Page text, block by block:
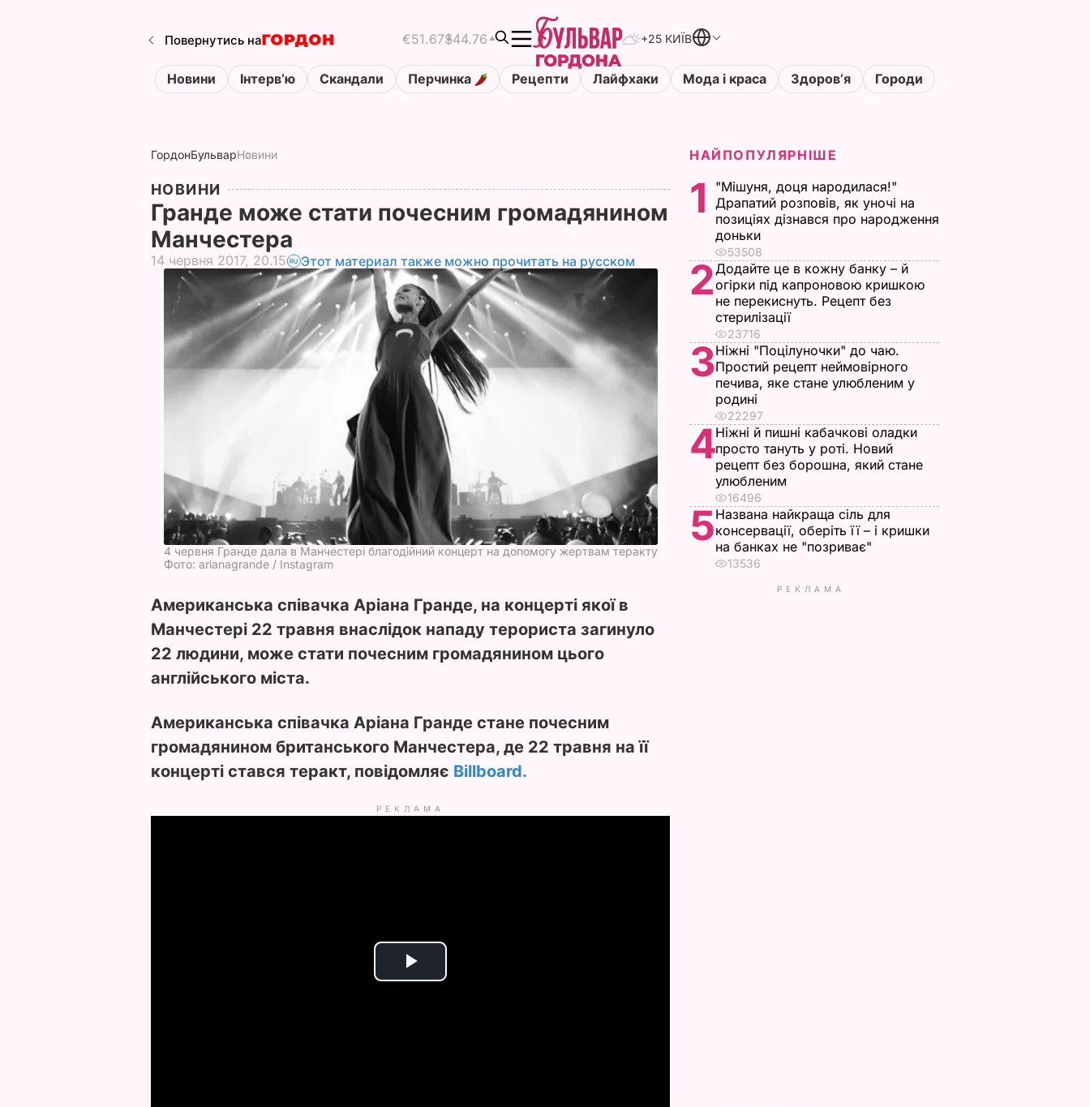
Повернутись на €51.67$44.76 +25 КИЇВ
Новини Інтервʼю Скандали Перчинка Рецепти Лайфхаки Мода і краса Здоровʼя Городи
ГордонБульварНовини
НОВИНИ
Гранде може стати почесним громадянином
Манчестера
14 червня 2017, 20.15 Этот материал также можно прочитать на русском
4 червня Гранде дала в Манчестері благодійний концерт на допомогу жертвам теракту
Фото: arianagrande / Instagram
Американська співачка Аріана Гранде, на концерті якої в
Манчестері 22 травня внаслідок нападу терориста загинуло
22 людини, може стати почесним громадянином цього
англійського міста.
Американська співачка Аріана Гранде стане почесним
громадянином британського Манчестера, де 22 травня на її
концерті стався теракт, повідомляє Billboard.
РЕКЛАМА
P
НАЙПОПУЛЯРНІШЕ
1
"Мішуня, доця народилася!"
Драпатий розповів, як уночі на
позиціях дізнався про народження
доньки
53508
2Додайте це в кожну банку – й
огірки під капроновою кришкою
не перекиснуть. Рецепт без
стерилізації
23716
3Ніжні "Поцілуночки" до чаю.
Простий рецепт неймовірного
печива, яке стане улюбленим у
родині
22297
4Ніжні й пишні кабачкові оладки
просто тануть у роті. Новий
рецепт без борошна, який стане
улюбленим
16496
5Названа найкраща сіль для
консервації, оберіть її – і кришки
на банках не "позриває"
13536
РЕКЛАМА